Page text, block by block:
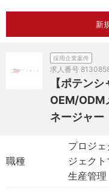
新
採用企業案件
求人番号
【ポテン
OEM/ODM
ネージャー
職種
プロジ
ジェク
生産管理